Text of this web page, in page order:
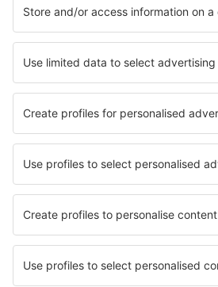
Hoteles
Traslados
Atracciones
Eventos deportivos
Aprende más
Mejor Precio Garantizado
Aplicación móvil
Aerolíneas
Ryanair
Vueling
Iberia